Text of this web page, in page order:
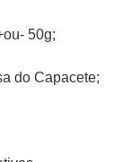
50g;
do Capacete;